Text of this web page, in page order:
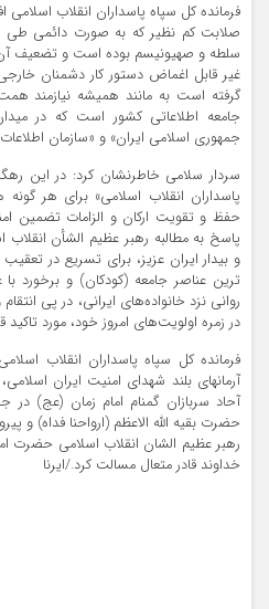
فرمانده کل سپاه پاسداران انقلاب
صلابت کم نظیر که به صورت دائمی طی
سلطه و صهیونیسم بوده است و تضعیف
غیر قابل اغماض دستور کار دشمنان
گرفته است به مانند همیشه نیازمند
جامعه اطلاعاتی کشور است که در
جمهوری اسلامی ایران» و «سازمان
سردار سلامی خاطرنشان کرد: در این
پاسداران انقلاب اسلامی» برای هر
حفظ و تقویت ارکان و الزامات تضمین
پاسخ به مطالبه رهبر عظیم الشأن
و بیدار ایران عزیز، برای تسریع در
ترین عناصر جامعه (کودکان) و برخورد با
روانی نزد خانواده‌های ایرانی، در پی
در زمره اولویت‌های امروز خود، مورد تاکید
فرمانده کل سپاه پاسداران انقلاب
آرمانهای بلند شهدای امنیت ایران
آحاد سربازان گمنام امام زمان (عج) در
حضرت بقیه الله الاعظم (ارواحنا فداه) و
رهبر عظیم الشان انقلاب اسلامی حضرت
خداوند قادر متعال مسالت کرد./ایرنا